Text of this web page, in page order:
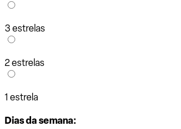
3 estrelas
2 estrelas
1 estrela
Dias da semana: